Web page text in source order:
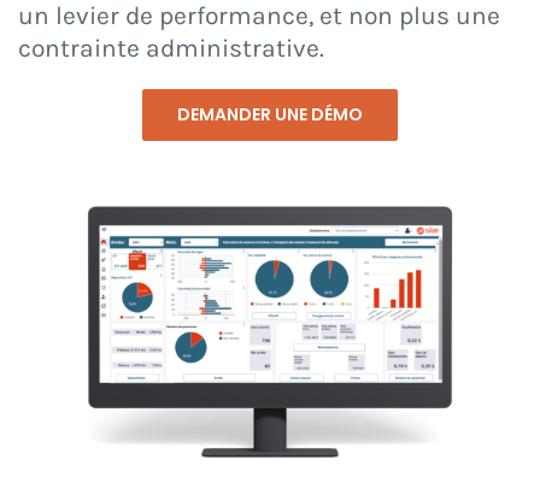
un levier de performance, et non plus une
contrainte administrative.
DEMANDER UNE DÉMO